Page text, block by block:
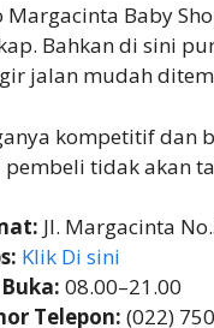
Margacinta Baby
Bahkan di sini
jalan mudah
kompetitif dan
pembeli tidak akan
Jl. Margacinta
Klik Di sini
08.00–21.00
Telepon: (022)